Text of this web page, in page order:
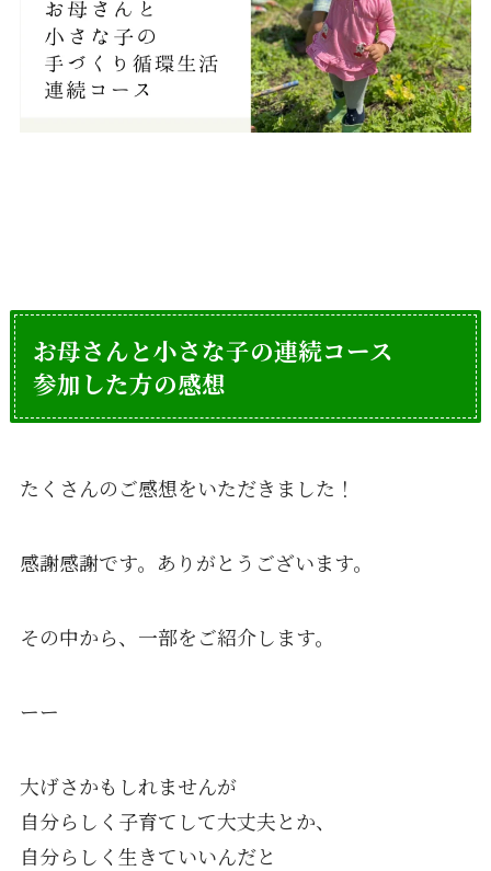
お母さんと小さな子の連続コース
参加した方の感想
たくさんのご感想をいただきました！
感謝感謝です。ありがとうございます。
その中から、一部をご紹介します。
ーー
大げさかもしれませんが
自分らしく子育てして大丈夫とか、
自分らしく生きていいんだと